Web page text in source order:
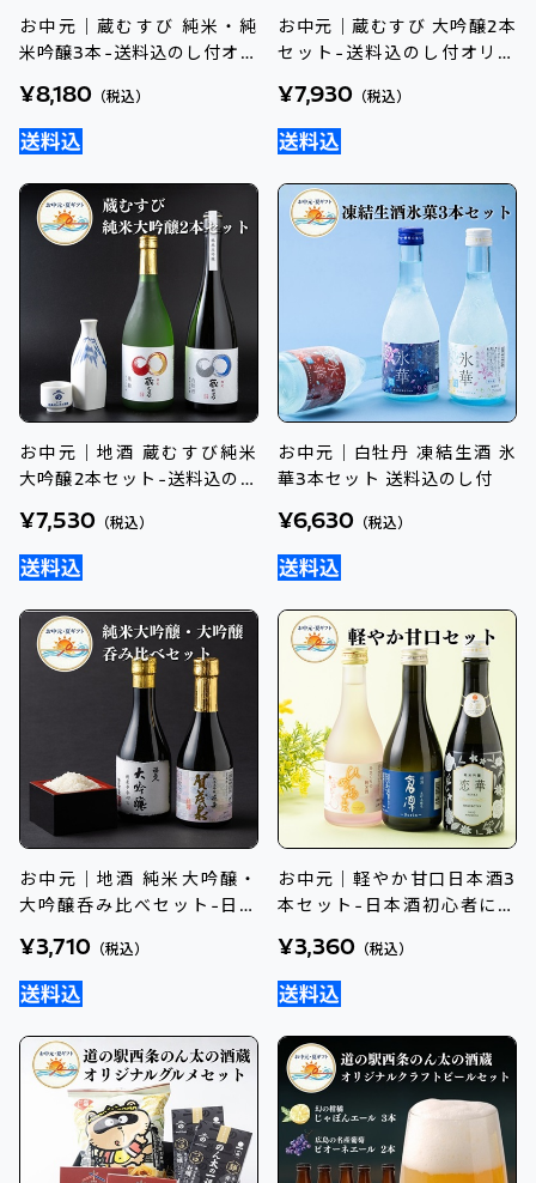
お中元｜蔵むすび 純米・純
米吟醸3本-送料込のし付オリ
¥8,180 （税込）
お中元｜蔵むすび 大吟醸2本
セット-送料込のし付オリジ
¥7,930 （税込）
お中元｜地酒 蔵むすび純米
大吟醸2本セット-送料込のし
¥7,530 （税込）
お中元｜白牡丹 凍結生酒 氷
華3本セット 送料込のし付
¥6,630 （税込）
お中元｜地酒 純米大吟醸・
大吟醸呑み比べセット-日本
¥3,710 （税込）
お中元｜軽やか甘口日本酒3
本セット-日本酒初心者にお
¥3,360 （税込）